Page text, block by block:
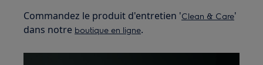
Commandez le produit d'entretien 'Clean & Care'
dans notre boutique en ligne.